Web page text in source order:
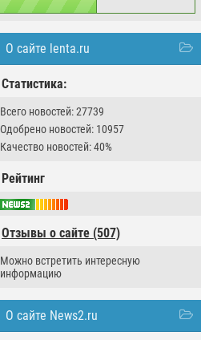
О сайте lenta.ru
Статистика:
Всего новостей: 27739
Одобрено новостей: 10957
Качество новостей: 40%
Рейтинг
Отзывы о сайте (507)
Можно встретить интересную
информацию
О сайте News2.ru